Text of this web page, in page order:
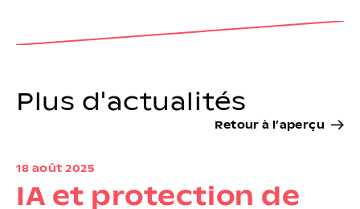
Plus d'actualités
Retour à l’aperçu
18 août 2025
IA et protection de